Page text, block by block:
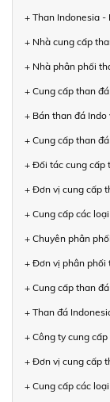
+ Than Indonesia -
+ Nhà cung cấp
+ Nhà phân phối
+ Cung cấp than
+ Bán than đá
+ Cung cấp than
+ Đối tác cung cấp
+ Đơn vị cung cấp
+ Cung cấp các
+ Chuyên phân
+ Đơn vị phân phối
+ Cung cấp than
+ Than đá
+ Công ty cung
+ Đơn vị cung cấp
+ Cung cấp các